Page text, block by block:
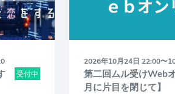
受付中
2026年10月24日 22:00〜
第二回ムル受けWeb
月に片目を閉じて】